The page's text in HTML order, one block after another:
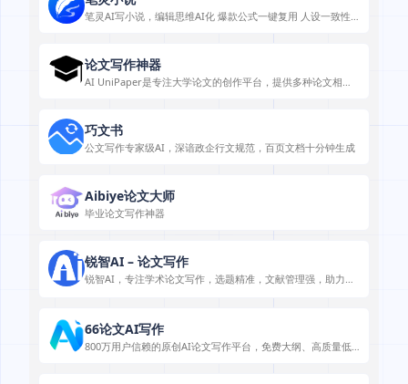
笔灵AI写小说，编辑思维AI化 爆款公式一键复用 人设一致性
论文写作神器
AI UniPaper是专注大学论文的创作平台，提供多种论文相关
巧文书
公文写作专家级AI，深谙政企行文规范，百页文档十分钟生成
Aibiye论文大师
毕业论文写作神器
锐智AI – 论文写作
锐智AI，专注学术论文写作，选题精准，文献管理强，助力高
66论文AI写作
800万用户信赖的原创AI论文写作平台，免费大纲、高质量低